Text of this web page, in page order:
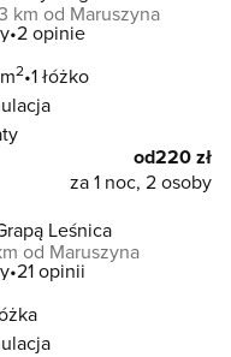
km od Maruszyna
2 opinie
2 1 łóżko
od220 zł
za 1 noc, 2 osoby
Leśnica
od Maruszyna
21 opinii